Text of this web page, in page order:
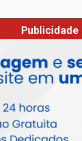
Publicidade